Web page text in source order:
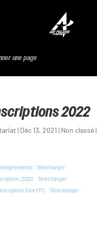
une page
2022
| Déc 13, 2021 | Non classé|
Télécharger
Télécharger
Site FFC
Télécharger